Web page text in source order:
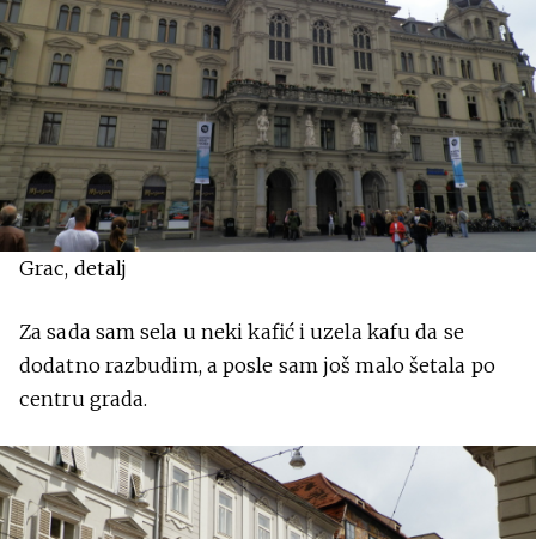
Grac, detalj
Za sada sam sela u neki kafić i uzela kafu da se
dodatno razbudim, a posle sam još malo šetala po
centru grada.